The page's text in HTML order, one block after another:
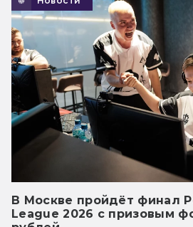
В Москве пройдёт финал
League 2026 с призовым